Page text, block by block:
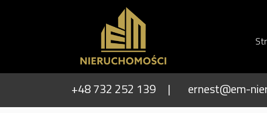
+48 732 252 139 ernest@em-